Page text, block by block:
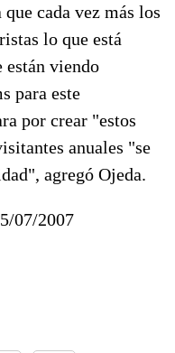
cada vez más los
lo que está
están viendo
para este
por crear "estos
anuales "se
agregó Ojeda.
07/2007